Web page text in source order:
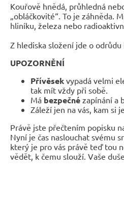
Kouřově hnědá, průhledná
„obláčkovité“. To je záhněda.
hliníku, železa nebo
Z hlediska složení jde o odrůdu
UPOZORNĚNÍ
Přívěsek vypadá velmi
tak mít vždy při sobě.
Má bezpečné zapínání a
Záleží jen na vás, kam si
Právě jste přečtením popisku
Nyní je čas naslouchat svému
který je pro vás právě teď tou
vědět, k čemu slouží. Vaše